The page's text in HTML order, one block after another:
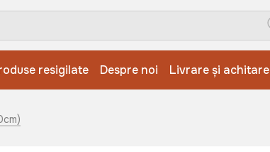
resigilate Despre noi Livrare și achitare